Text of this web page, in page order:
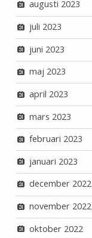
augusti 2023
juli 2023
juni 2023
maj 2023
april 2023
mars 2023
februari 2023
januari 2023
december 2022
november 2022
oktober 2022